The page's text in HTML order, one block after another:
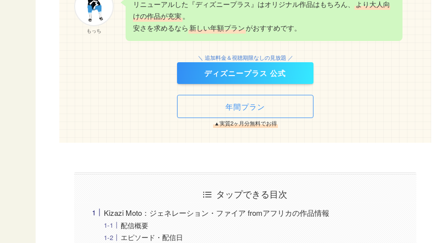
もっち
リニューアルした『ディズニープラス』はオリジナル作品はもちろん、
より大人向
けの作品が充実。
安さを求めるなら 新しい年額プランがおすすめです。
＼ 追加料金＆視聴期限なしの見放題 ／
ディズニープラス 公式
年間プラン
▲実質2ヶ月分無料でお得
タップできる目次
Kizazi Moto：ジェネレーション・ファイア fromアフリカの作品情報
配信概要
エピソード・配信日